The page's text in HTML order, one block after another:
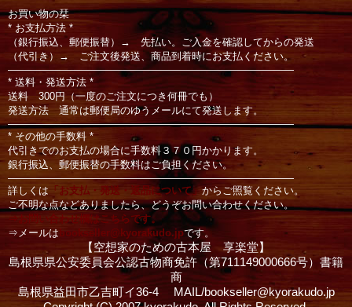
お買い物の栞
* お支払方法 *
（銀行振込、郵便振替）→ 先払い。ご入金を確認してからの発送
（代引き）→ ご注文後発送、商品到着時にお支払ください。
――――――――――――――――――――――――――――
* 送料・発送方法 *
送料 300円（一度のご注文につき何冊でも）
発送方法 通常は郵便局のゆうメールにて発送します。
――――――――――――――――――――――――――――
* その他の手数料 *
代引きでのお支払の場合に手数料３７０円かかります。
銀行振込、郵便振替の手数料はご負担ください。
――――――――――――――――――――――――――――
詳しくは 「お支払・発送・返品について」 からご照覧ください。
ご不明な点などありましたら、どうぞお問い合わせください。
⇒お問い合わせ欄はこちらです。
⇒メールは bookseller@kyorakudo.jpです。
【空想家のための古本屋 享楽堂】
島根県県公安委員会公認古物商免許（第711149000666号）書籍
商
島根県益田市乙吉町イ36‐4 MAIL/bookseller@kyorakudo.jp